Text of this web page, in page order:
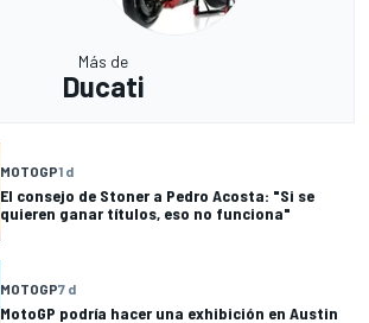
Más de
Ducati
MOTOGP1 d
El consejo de Stoner a Pedro Acosta: "Si se
quieren ganar títulos, eso no funciona"
MOTOGP7 d
MotoGP podría hacer una exhibición en Austin